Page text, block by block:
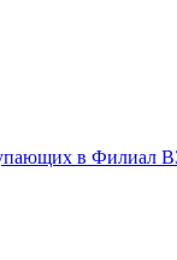
в Филиал